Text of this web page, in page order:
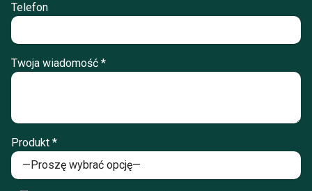
Telefon
Twoja wiadomość *
Produkt *